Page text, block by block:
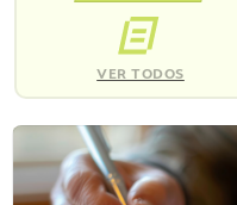
VER TODOS